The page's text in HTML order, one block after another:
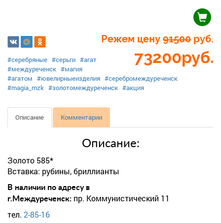
Режем цену 91500 руб.
73200руб.
#серебряные #серьги #агат
#междуреченск #магия
#агатом #ювелирныеизделия #серебромеждуреченск
#magia_mzk #золотомеждуреченск #акция
Описание Комментарии
Описание:
Золото 585*
Вставка: рубины, бриллианты
В наличии по адресу в
г.Междуреченск: пр. Коммунистический 11
тел. 2-85-16